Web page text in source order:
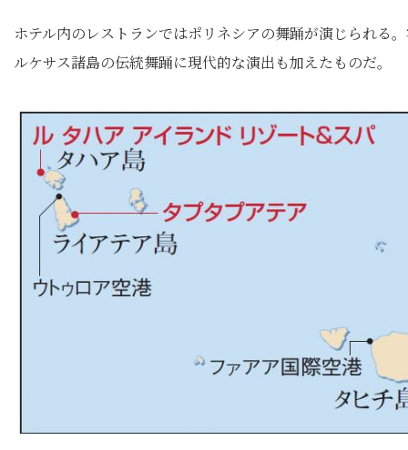
ホテル内のレストランではポリネシアの舞踊が演じられる
ルケサス諸島の伝統舞踊に現代的な演出も加えたものだ。